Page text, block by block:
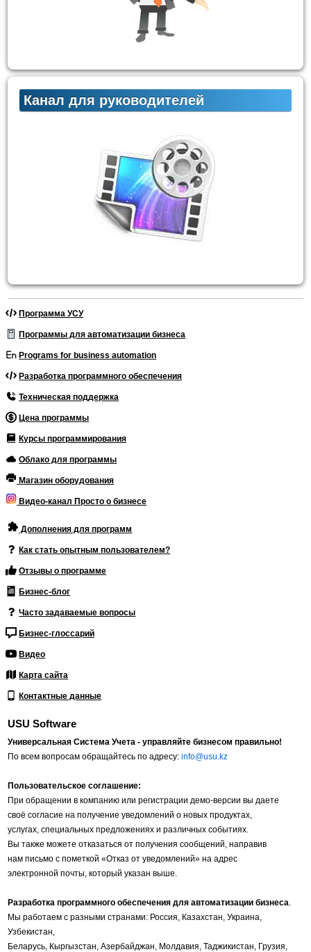
Канал для руководителей
Программа УСУ
Программы для автоматизации бизнеса
Programs for business automation
Разработка программного обеспечения
Техническая поддержка
Цена программы
Курсы программирования
Облако для программы
Магазин оборудования
Видео-канал Просто о бизнесе
Дополнения для программ
Как стать опытным пользователем?
Отзывы о программе
Бизнес-блог
Часто задаваемые вопросы
Бизнес-глоссарий
Видео
Карта сайта
Контактные данные
USU Software
Универсальная Система Учета - управляйте бизнесом правильно!
По всем вопросам обращайтесь по адресу:info@usu.kz
Пользовательское соглашение:
При обращении в компанию или регистрации демо-версии вы даете
своё согласие на получение уведомлений о новых продуктах,
услугах, специальных предложениях и различных событиях.
Вы также можете отказаться от получения сообщений, направив
нам письмо с пометкой «Отказ от уведомлений» на адрес
электронной почты, который указан выше.
Разработка программного обеспечения для автоматизации бизнеса
Мы работаем с разными странами: Россия, Казахстан, Украина,
Узбекистан,
Беларусь, Кыргызстан, Азербайджан, Молдавия, Таджикистан, Грузия,